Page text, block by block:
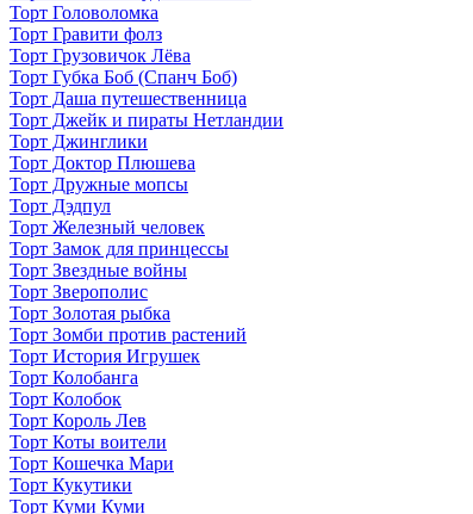
Торт Головоломка
Торт Гравити фолз
Торт Грузовичок Лёва
Торт Губка Боб (Спанч Боб)
Торт Даша путешественница
Торт Джейк и пираты Нетландии
Торт Джинглики
Торт Доктор Плюшева
Торт Дружные мопсы
Торт Дэдпул
Торт Железный человек
Торт Замок для принцессы
Торт Звездные войны
Торт Зверополис
Торт Золотая рыбка
Торт Зомби против растений
Торт История Игрушек
Торт Колобанга
Торт Колобок
Торт Король Лев
Торт Коты воители
Торт Кошечка Мари
Торт Кукутики
Торт Куми Куми